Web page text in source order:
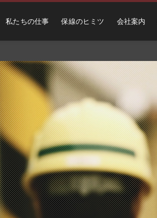
私たちの仕事 保線のヒミツ 会社案内